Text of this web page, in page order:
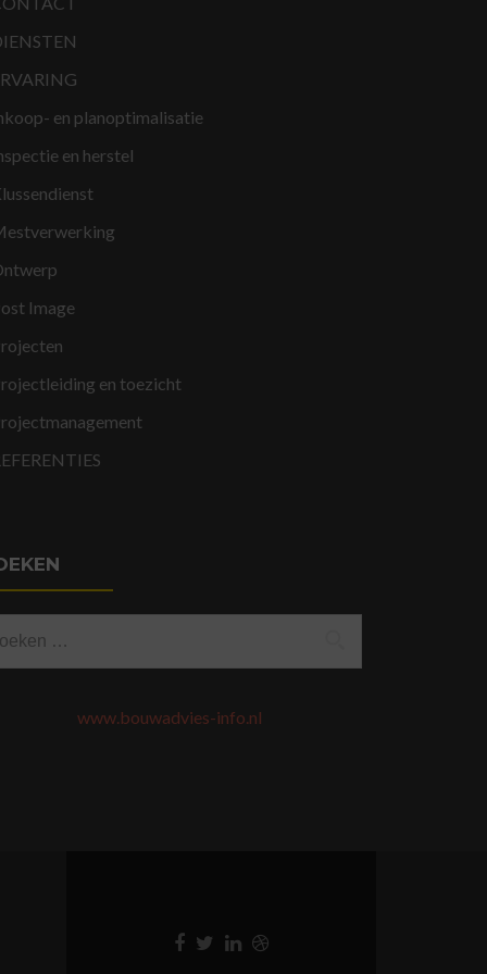
en planoptimalisatie
en herstel
Image
en toezicht
www.bouwadvies-info.nl